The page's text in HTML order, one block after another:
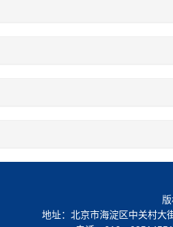
地址：北京市海淀区中关村